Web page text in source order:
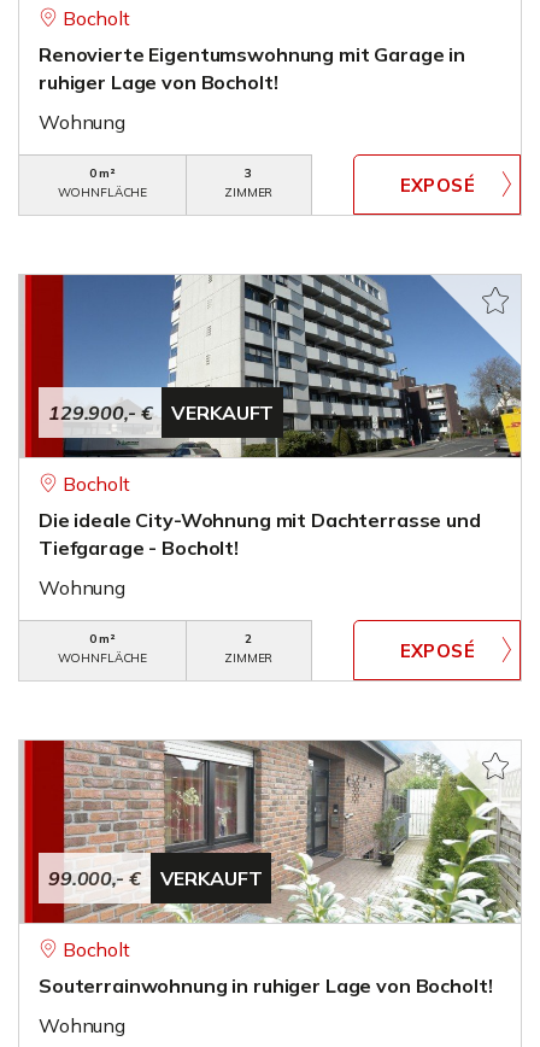
Bocholt
Renovierte Eigentumswohnung mit Garage in
ruhiger Lage von Bocholt!
Wohnung
0 m²
WOHNFLÄCHE
3
ZIMMER
129.900,- € VERKAUFT
Bocholt
Die ideale City-Wohnung mit Dachterrasse und
Tiefgarage - Bocholt!
Wohnung
0 m²
WOHNFLÄCHE
2
ZIMMER
99.000,- € VERKAUFT
Bocholt
Souterrainwohnung in ruhiger Lage von Bocholt!
Wohnung